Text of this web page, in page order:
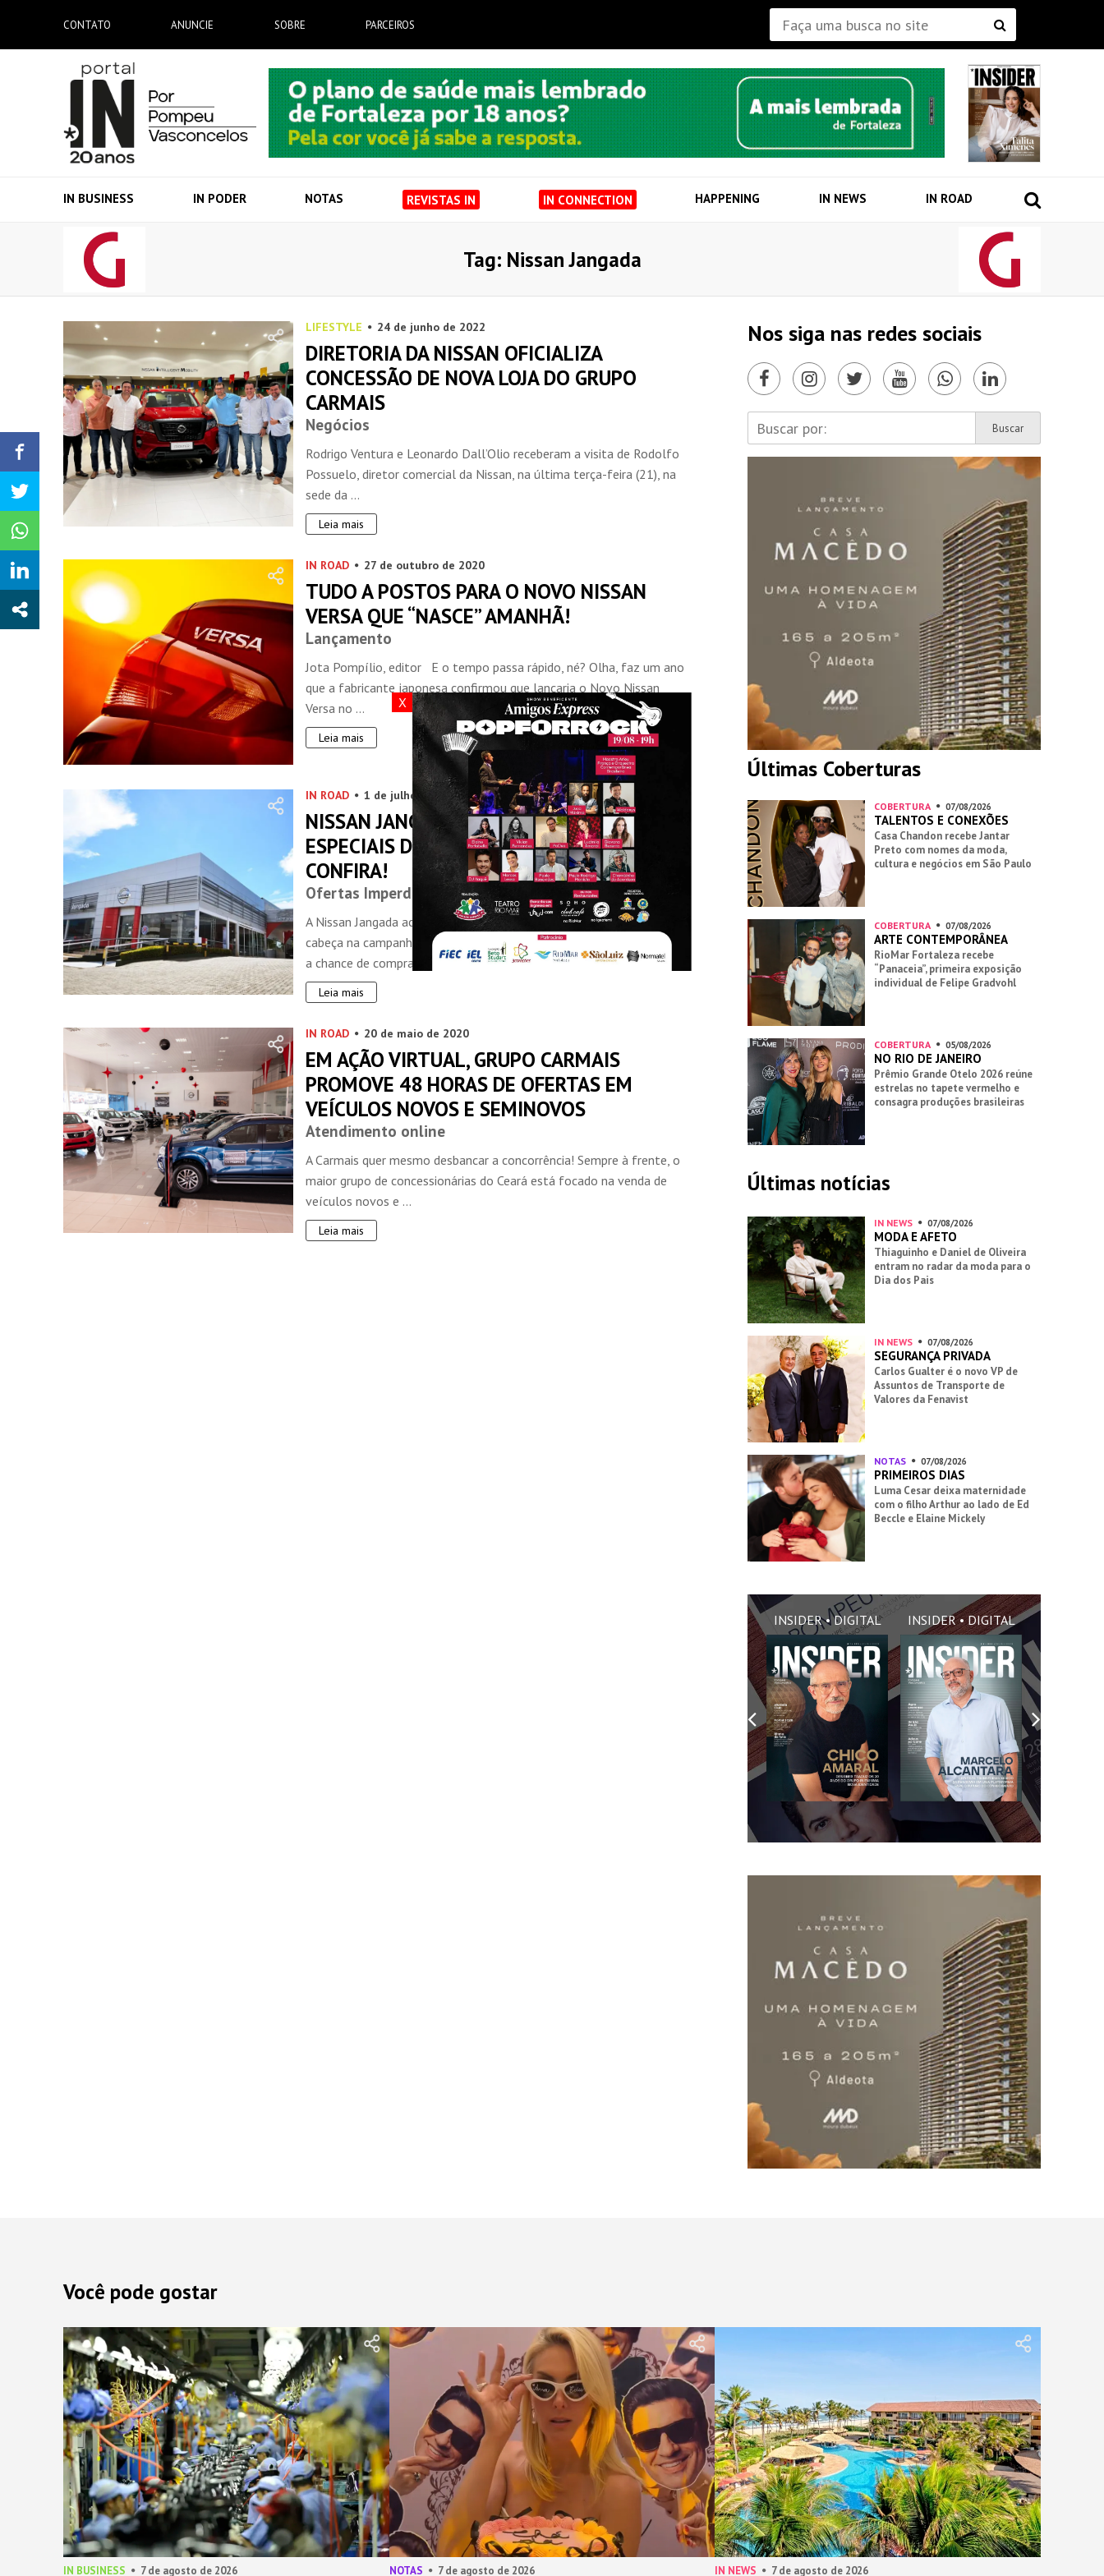
CONTATO ANUNCIE SOBRE PARCEIROS
IN BUSINESS IN PODER NOTAS REVISTAS IN IN CONNECTION HAPPENING IN NEWS IN ROAD
Tag: Nissan Jangada
LIFESTYLE 24 de junho de 2022
DIRETORIA DA NISSAN OFICIALIZA
CONCESSÃO DE NOVA LOJA DO GRUPO
CARMAIS
Negócios
Rodrigo Ventura e Leonardo Dall’Olio receberam a visita de Rodolfo
Possuelo, diretor comercial da Nissan, na última terça-feira (21), na
sede da ...
Leia mais
IN ROAD 27 de outubro de 2020
TUDO A POSTOS PARA O NOVO NISSAN
VERSA QUE “NASCE” AMANHÃ!
Lançamento
Jota Pompílio, editor E o tempo passa rápido, né? Olha, faz um ano
que a fabricante japonesa confirmou que lançaria o Novo Nissan
Versa no ...
Leia mais
IN ROAD 1 de julho de 2020
NISSAN JANGADA OFERECE CONDIÇÕES
ESPECIAIS DURANTE A “QUARTA ATREVIDA”.
CONFIRA!
Ofertas Imperdíveis
A Nissan Jangada acelerou o passo, trocou a marcha e entrou de
cabeça na campanha “Quarta Atrevida”, proporcionando aos clientes
a chance de comprar ...
Leia mais
IN ROAD 20 de maio de 2020
EM AÇÃO VIRTUAL, GRUPO CARMAIS
PROMOVE 48 HORAS DE OFERTAS EM
VEÍCULOS NOVOS E SEMINOVOS
Atendimento online
A Carmais quer mesmo desbancar a concorrência! Sempre à frente, o
maior grupo de concessionárias do Ceará está focado na venda de
veículos novos e ...
Leia mais
Nos siga nas redes sociais
Últimas Coberturas
COBERTURA 07/08/2026
TALENTOS E CONEXÕES
Casa Chandon recebe Jantar
Preto com nomes da moda,
cultura e negócios em São Paulo
COBERTURA 07/08/2026
ARTE CONTEMPORÂNEA
RioMar Fortaleza recebe
“Panaceia”, primeira exposição
individual de Felipe Gradvohl
COBERTURA 05/08/2026
NO RIO DE JANEIRO
Prêmio Grande Otelo 2026 reúne
estrelas no tapete vermelho e
consagra produções brasileiras
Últimas notícias
IN NEWS 07/08/2026
MODA E AFETO
Thiaguinho e Daniel de Oliveira
entram no radar da moda para o
Dia dos Pais
IN NEWS 07/08/2026
SEGURANÇA PRIVADA
Carlos Gualter é o novo VP de
Assuntos de Transporte de
Valores da Fenavist
NOTAS 07/08/2026
PRIMEIROS DIAS
Luma Cesar deixa maternidade
com o filho Arthur ao lado de Ed
Beccle e Elaine Mickely
INSIDER • DIGITAL INSIDER • DIGITAL
Você pode gostar
IN BUSINESS 7 de agosto de 2026 NOTAS 7 de agosto de 2026 IN NEWS 7 de agosto de 2026
X